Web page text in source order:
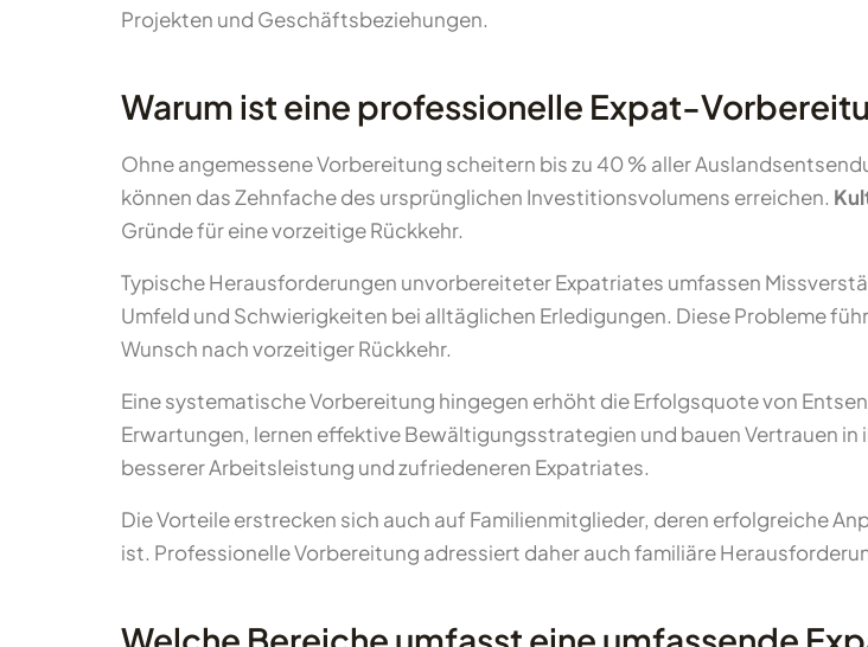
Projekten und Geschäftsbeziehungen.
Warum ist eine professionelle Expat-
Ohne angemessene Vorbereitung scheitern bis zu 40 % aller
können das Zehnfache des ursprünglichen Investitionsvolumens erreichen.
Gründe für eine vorzeitige Rückkehr.
Typische Herausforderungen unvorbereiteter Expatriates umfassen
Umfeld und Schwierigkeiten bei alltäglichen Erledigungen. Diese Probleme
Wunsch nach vorzeitiger Rückkehr.
Eine systematische Vorbereitung hingegen erhöht die Erfolgsquote von
Erwartungen, lernen effektive Bewältigungsstrategien und bauen Vertrauen
besserer Arbeitsleistung und zufriedeneren Expatriates.
Die Vorteile erstrecken sich auch auf Familienmitglieder, deren erfolgreiche
ist. Professionelle Vorbereitung adressiert daher auch familiäre